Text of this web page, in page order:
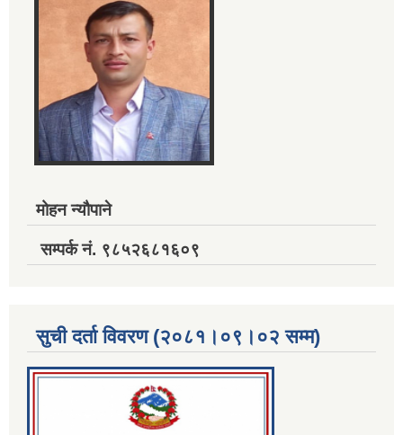
मोहन न्यौपाने
सम्पर्क नं. ९८५२६८१६०९
सुची दर्ता विवरण (२०८१।०९।०२ सम्म)